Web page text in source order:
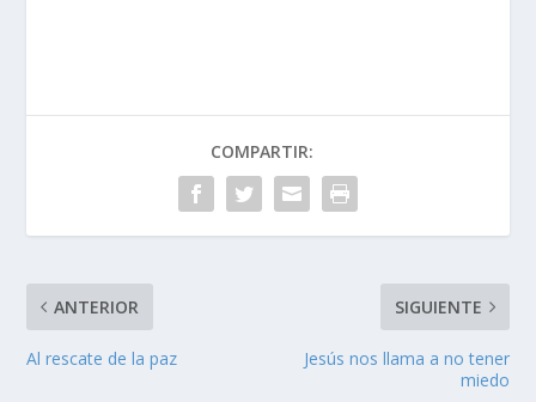
COMPARTIR:
ANTERIOR
Al rescate de la paz
SIGUIENTE
Jesús nos llama a no tener
miedo